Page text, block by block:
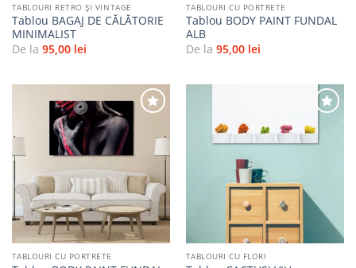
TABLOURI RETRO ȘI VINTAGE
Tablou BAGAJ DE CĂLĂTORIE
MINIMALIST
De la 95,00 lei
TABLOURI CU PORTRETE
Tablou BODY PAINT FUNDAL
ALB
De la 95,00 lei
Adaugă
favorite
TABLOURI CU PORTRETE TABLOURI CU FLORI